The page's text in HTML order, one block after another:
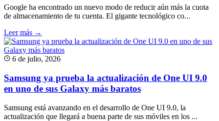
Google ha encontrado un nuevo modo de reducir aún más la cuota
de almacenamiento de tu cuenta. El gigante tecnológico co...
Leer más →
6 de julio, 2026
Samsung ya prueba la actualización de One UI 9.0
en uno de sus Galaxy más baratos
Samsung está avanzando en el desarrollo de One UI 9.0, la
actualización que llegará a buena parte de sus móviles en los ...